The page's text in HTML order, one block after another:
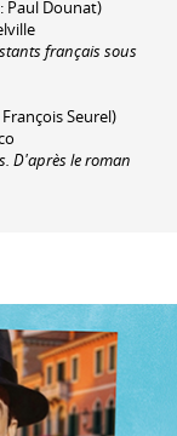
Paul Dounat)
français sous
Seurel)
D'après le roman